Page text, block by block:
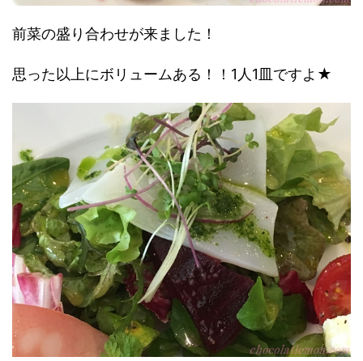
前菜の盛り合わせが来ました！
思った以上にボリュームある！！1人1皿ですよ★